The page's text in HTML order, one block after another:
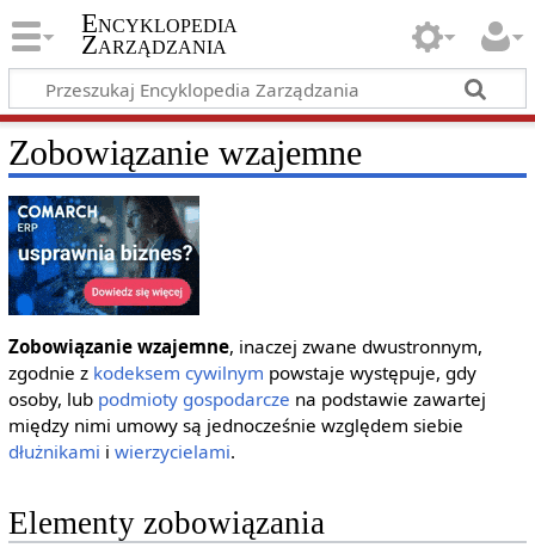
Encyklopedia
Zarządzania
Zobowiązanie wzajemne
Zobowiązanie wzajemne, inaczej zwane dwustronnym,
zgodnie z kodeksem cywilnym powstaje występuje, gdy
osoby, lub podmioty gospodarcze na podstawie zawartej
między nimi umowy są jednocześnie względem siebie
dłużnikami i wierzycielami.
Elementy zobowiązania